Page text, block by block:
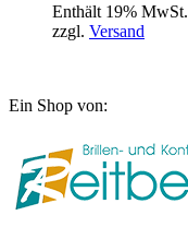
Enthält 19% MwSt.
zzgl. Versand
Ein Shop von: